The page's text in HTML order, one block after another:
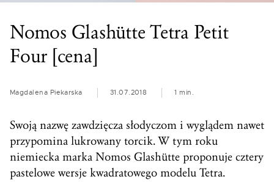
Nomos Glashütte Tetra Petit
Four [cena]
Magdalena Piekarska 31.07.2018 1 min.
Swoją nazwę zawdzięcza słodyczom i wyglądem nawet
przypomina lukrowany torcik. W tym roku
niemiecka marka Nomos Glashütte proponuje cztery
pastelowe wersje kwadratowego modelu Tetra.